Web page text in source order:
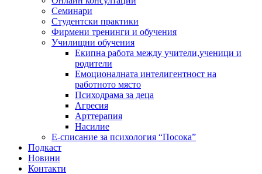
Семинари
Студентски практики
Фирмени тренинги и обучения
Училищни обучения
Екипна работа между учители,ученици и
родители
Емоционалната интелигентност на
работното място
Психодрама за деца
Агресия
Арттерапия
Насилие
Е-списание за психология “Посока”
Подкаст
Новини
Контакти